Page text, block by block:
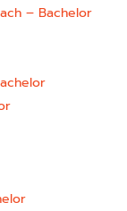
– Bachelor